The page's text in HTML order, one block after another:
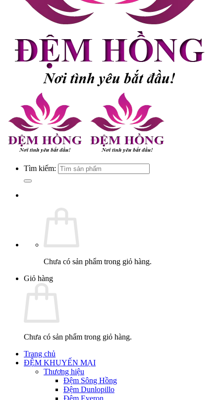
Tìm kiếm:
Chưa có sản phẩm trong giỏ hàng.
Giỏ hàng
Chưa có sản phẩm trong giỏ hàng.
Trang chủ
ĐỆM KHUYẾN MẠI
Thương hiệu
Đệm Sông Hồng
Đệm Dunlopillo
Đệm Everon